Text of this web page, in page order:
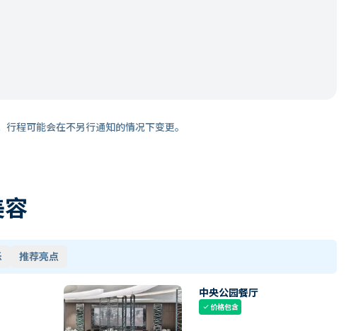
程可能会在不另行通知的情况下变更。
推荐亮点
中央公园餐厅
check价格包含